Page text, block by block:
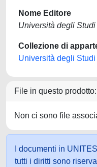
Nome Editore
Università degli
Collezione di
Università degli
File in questo prodotto:
Non ci sono file
I documenti in
tutti i diritti sono